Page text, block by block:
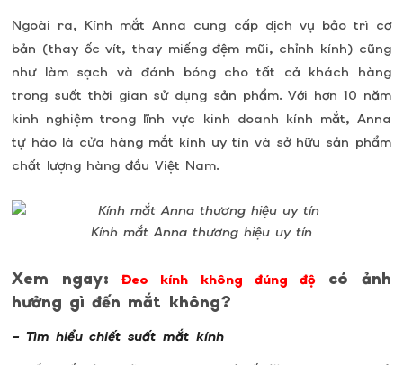
Ngoài ra, Kính mắt Anna cung cấp dịch vụ bảo trì cơ
bản (thay ốc vít, thay miếng đệm mũi, chỉnh kính) cũng
như làm sạch và đánh bóng cho tất cả khách hàng
trong suốt thời gian sử dụng sản phẩm. Với hơn 10 năm
kinh nghiệm trong lĩnh vực kinh doanh kính mắt, Anna
tự hào là cửa hàng mắt kính uy tín và sở hữu sản phẩm
chất lượng hàng đầu Việt Nam.
Kính mắt Anna thương hiệu uy tín
Xem ngay: Đeo kính không đúng độ
có ảnh
hưởng gì đến mắt không?
– Tìm hiểu chiết suất mắt kính